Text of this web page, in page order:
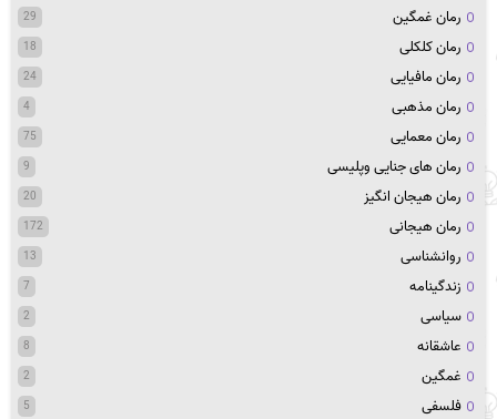
رمان غمگین 29
رمان کلکلی 18
رمان مافیایی 24
رمان مذهبی 4
رمان معمایی 75
رمان های جنایی وپلیسی 9
رمان هیجان انگیز 20
رمان هیجانی 172
روانشناسی 13
زندگینامه 7
سیاسی 2
عاشقانه 8
غمگین 2
فلسفی 5